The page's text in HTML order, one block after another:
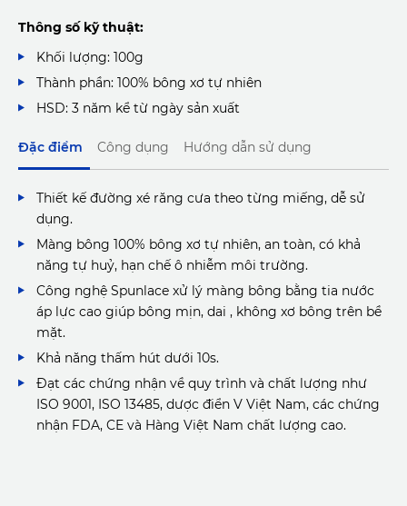
Thông số kỹ thuật:
Khối lượng: 100g
Thành phần: 100% bông xơ tự nhiên
HSD: 3 năm kể từ ngày sản xuất
Đặc điểm Công dụng Hướng dẫn sử dụng
Thiết kế đường xé răng cưa theo từng miếng, dễ sử
dụng.
Màng bông 100% bông xơ tự nhiên, an toàn, có khả
năng tự huỷ, hạn chế ô nhiễm môi trường.
Công nghệ Spunlace xử lý màng bông bằng tia nước
áp lực cao giúp bông mịn, dai , không xơ bông trên bề
mặt.
Khả năng thấm hút dưới 10s.
Đạt các chứng nhận về quy trình và chất lượng như
ISO 9001, ISO 13485, dược điển V Việt Nam, các chứng
nhận FDA, CE và Hàng Việt Nam chất lượng cao.